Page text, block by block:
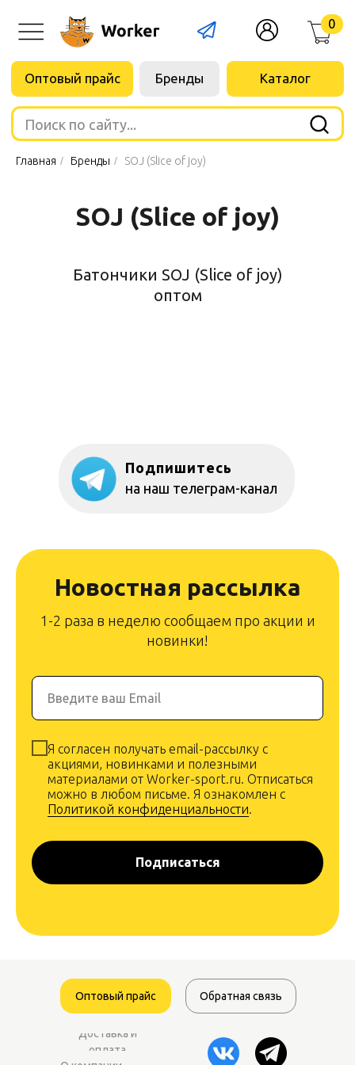
Поиск по сайту...
Главная / Бренды / SOJ (Slice of joy)
Батончики SOJ (Slice of joy)
оптом
SOJ (Slice of joy)
Подпишитесь
на наш телеграм-канал
Новостная рассылка
1-2 раза в неделю сообщаем про акции и
новинки!
Введите ваш Email
Я согласен получать email-рассылку с
акциями, новинками и полезными
материалами от Worker-sport.ru. Отписаться
можно в любом письме. Я ознакомлен с
Политикой конфиденциальности
Подписаться
Доставка и
оплата
Оптовый прайс Обратная связь